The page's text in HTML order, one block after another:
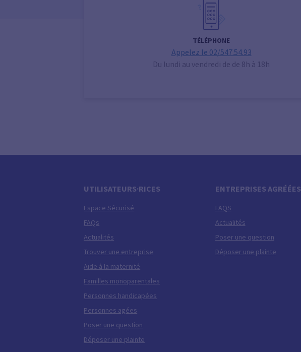
TÉLÉPHONE
Appelez le 02/547.54.93
Du lundi au vendredi de de 8h à 18h
UTILISATEURS·RICES
Espace Sécurisé
FAQs
Actualités
Trouver une entreprise
Aide à la maternité
Familles monoparentales
Personnes handicapées
Personnes agées
Poser une question
Déposer une plainte
ENTREPRISES AGRÉÉES
FAQS
Actualités
Poser une question
Déposer une plainte